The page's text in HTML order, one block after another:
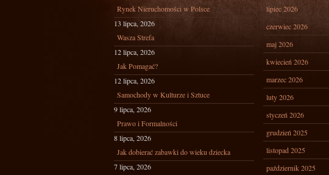
Rynek Nieruchomości w Polsce
13 lipca, 2026
Wasza Strefa
12 lipca, 2026
Jak Pomagać?
12 lipca, 2026
Samochody w Kulturze i Sztuce
9 lipca, 2026
Prawo i Formalności
8 lipca, 2026
Jak dobierać zabawki do wieku dziecka
7 lipca, 2026
lipiec 2026
czerwiec 2026
maj 2026
kwiecień 2026
marzec 2026
luty 2026
styczeń 2026
grudzień 2025
listopad 2025
październik 2025